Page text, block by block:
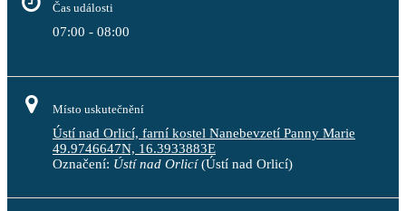
Čas události
07:00 - 08:00
Místo uskutečnění
Ústí nad Orlicí, farní kostel Nanebevzetí Panny Marie
49.9746647N, 16.3933883E
Označení: Ústí nad Orlicí(Ústí nad Orlicí)